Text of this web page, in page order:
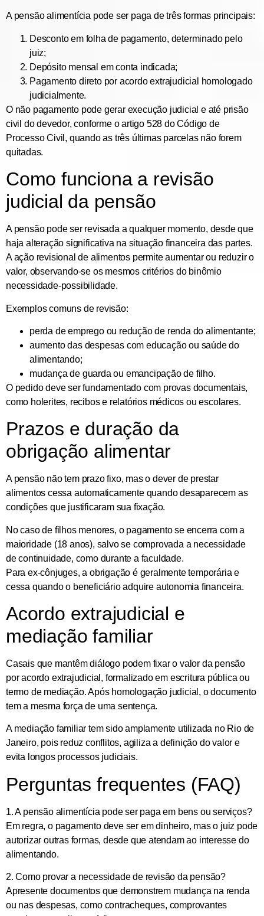
A pensão alimentícia pode ser paga de três formas principais:
Desconto em folha de pagamento, determinado pelo
juiz;
Depósito mensal em conta indicada;
Pagamento direto por acordo extrajudicial homologado
judicialmente.
O não pagamento pode gerar execução judicial e até prisão
civil do devedor, conforme oartigo 528 do Código de
Processo Civil , quando as três últimas parcelas não forem
quitadas.
Como funciona a revisão
judicial da pensão
A pensão pode ser revisada a qualquer momento, desde que
haja alteração significativa na situação financeira das partes.
Aação revisional de alimentos permite aumentar ou reduzir o
valor, observando-se os mesmos critérios do binômio
necessidade-possibilidade.
Exemplos comuns de revisão:
perda de emprego ou redução de renda do alimentante;
aumento das despesas com educação ou saúde do
alimentando;
mudança de guarda ou emancipação de filho.
O pedido deve ser fundamentado com provas documentais,
como holerites, recibos e relatórios médicos ou escolares.
Prazos e duração da
obrigação alimentar
A pensão não tem prazo fixo, mas o dever de prestar
alimentos cessa automaticamente quando desaparecem as
condições que justificaram sua fixação.
No caso de filhos menores, o pagamento se encerra com a
maioridade (18 anos), salvo se comprovada a necessidade
de continuidade, como durante a faculdade.
Para ex-cônjuges, a obrigação é geralmente temporária e
cessa quando o beneficiário adquire autonomia financeira.
Acordo extrajudicial e
mediação familiar
Casais que mantêm diálogo podem fixar o valor da pensão
por acordo extrajudicial , formalizado em escritura pública ou
termo de mediação. Após homologação judicial, o documento
tem a mesma força de uma sentença.
A mediação familiar tem sido amplamente utilizada no Rio de
Janeiro, pois reduz conflitos, agiliza a definição do valor e
evita longos processos judiciais.
Perguntas frequentes (FAQ)
1. A pensão alimentícia pode ser paga em bens ou serviços?
Em regra, o pagamento deve ser em dinheiro, mas o juiz pode
autorizar outras formas, desde que atendam ao interesse do
alimentando.
2. Como provar a necessidade de revisão da pensão?
Apresente documentos que demonstrem mudança na renda
ou nas despesas, como contracheques, comprovantes